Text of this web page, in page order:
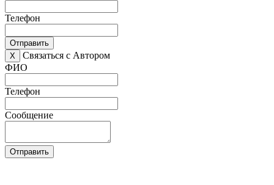
Телефон
Отправить
X
Связаться с Автором
ФИО
Телефон
Сообщение
Отправить